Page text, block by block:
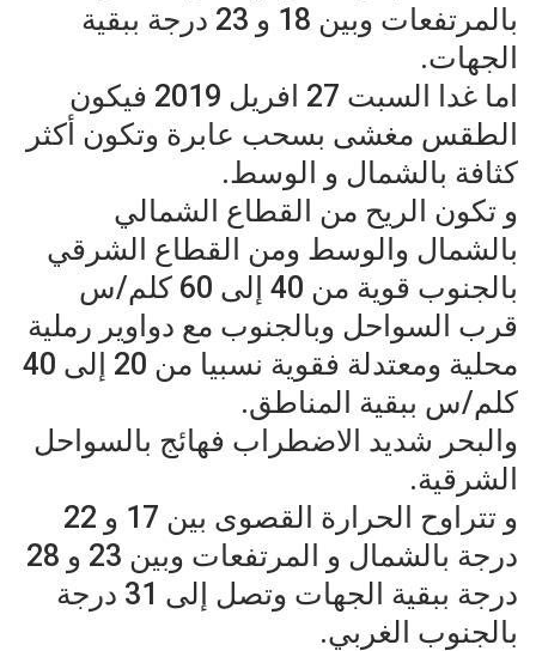
بالمرتفعات وبين 18 و 23 درجة ببقية
الجهات.
اما غدا السبت 27 افريل 2019 فيكون
الطقس مغشى بسحب عابرة وتكون أكثر
كثافة بالشمال و الوسط.
و تكون الريح من القطاع الشمالي
بالشمال والوسط ومن القطاع الشرقي
بالجنوب قوية من 40 إلى 60 كلم/س
قرب السواحل وبالجنوب مع دواوير رملية
محلية ومعتدلة فقوية نسبيا من 20 إلى 40
كلم/س ببقية المناطق.
والبحر شديد الاضطراب فهائج بالسواحل
الشرقية.
و تتراوح الحرارة القصوى بين 17 و 22
درجة بالشمال و المرتفعات وبين 23 و 28
درجة ببقية الجهات وتصل إلى 31 درجة
بالجنوب الغربي.